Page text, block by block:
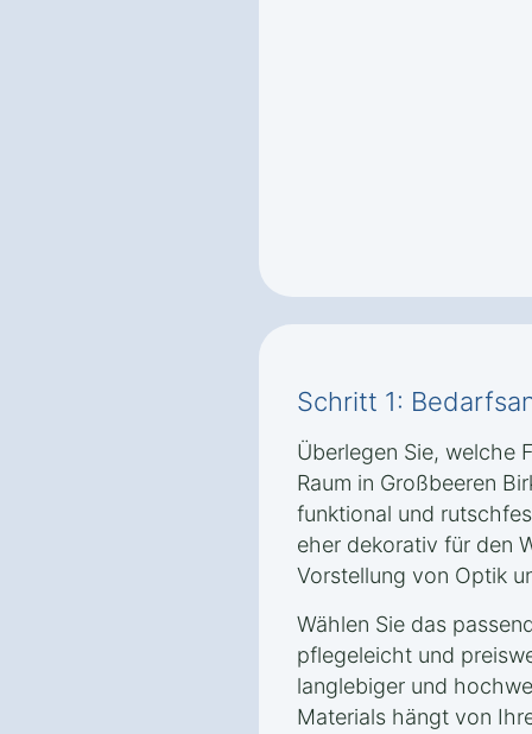
Schritt 1:
Überlegen Sie, welche
Raum in Großbeeren
funktional und
eher dekorativ für den
Vorstellung von Optik
Wählen Sie das
pflegeleicht und
langlebiger und
Materials hängt von